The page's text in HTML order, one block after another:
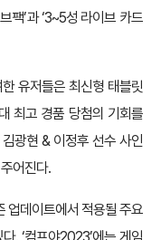
팩’과 ‘3~5성 라이브 카드
유저들은 최신형 태블릿
최고 경품 당첨의 기회를
광현 & 이정후 선수 사인
어진다.
업데이트에서 적용될 주요